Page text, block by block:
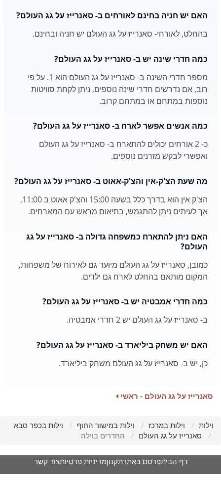
האם יש חניה בחינם לאורחים ב- סאנרייז על גג העולם?
בהחלט, לאורחי- סאנרייז על גג העולם יש חניה ובחינם.
כמה חדרי שינה יש ב- סאנרייז על גג העולם?
מספר חדרי השינה ב- סאנרייז על גג העולם הוא 1. על פי
רוב, אם נדרשים חדרי שינה נוספים, ניתן לקחת סוויטות
נוספות במתחם או במתחם קרוב.
כמה אנשים אפשר לארח ב- סאנרייז על גג העולם?
כ- 2 אורחים יכולים להתארח ב- סאנרייז על גג העולם
ואפשרי לבקש מזרנים נוספים.
מה שעת הצ'ק-אין והצ'ק-אאוט ב- סאנרייז על גג העולם?
הצ'ק אין הוא בדרך כלל בשעה 15:00 והצ'ק אאוט ב 11:00,
אך לעיתים ניתן להתגמש, בתיאום מראש עם המארחים.
האם ניתן להתארח כמשפחה גדולה ב- סאנרייז על גג
העולם?
כמובן, סאנרייז על גג העולם מיועד גם לאירוח של משפחות,
המקום מותאם בהחלט לארח גם ילדים.
כמה חדרי אמבטיה יש ב- סאנרייז על גג העולם?
ב- סאנרייז על גג העולם יש 2 חדרי אמבטיה.
האם יש משחק ביליארד ב- סאנרייז על גג העולם?
כן, יש ב- סאנרייז על גג העולם משחק ביליארד.
סאנרייז על גג העולם - ראשי
וילות וילות במרכז וילות במישור החוף
וילות בכפר סבא
סאנרייז על גג העולם
החדרים בוילה
דף הביתפרסם באתרתקנוןמדיניות פרטיותצור קשר